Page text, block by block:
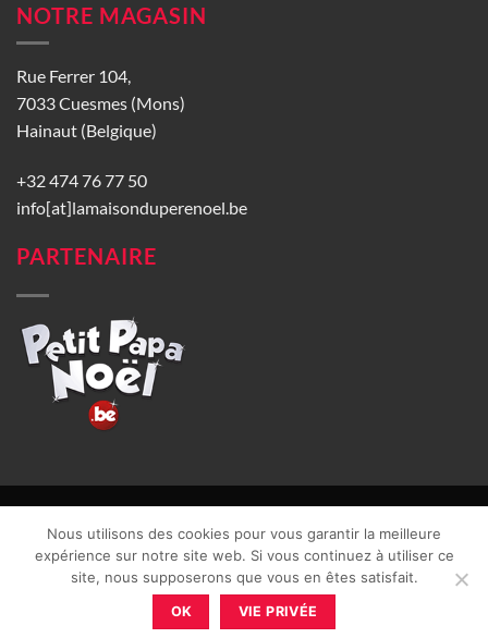
NOTRE MAGASIN
Rue Ferrer 104,
7033 Cuesmes (Mons)
Hainaut (Belgique)
+32 474 76 77 50
info[at]lamaisonduperenoel.be
PARTENAIRE
CGU| Vie privée| TVA : BE0840965749 | Site web réalisé par
Nous utilisons des cookies pour vous garantir la meilleure
expérience sur notre site web. Si vous continuez à utiliser ce
site, nous supposerons que vous en êtes satisfait.
OK VIE PRIVÉE